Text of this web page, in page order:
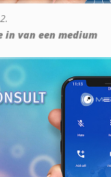
in van een medium